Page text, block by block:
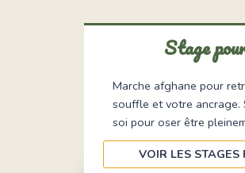
Stage
Marche afghane pour
souffle et votre ancrage.
soi pour oser être
VOIR LES STAGES